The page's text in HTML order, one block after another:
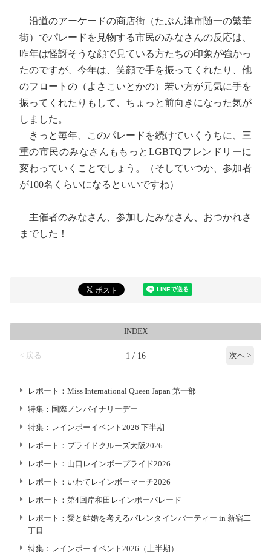
沿道のアーケードの商店街（たぶん津市随一の繁華
街）でパレードを見物する市民のみなさんの反応は、
昨年は怪訝そうな顔で見ている方たちの印象が強かっ
たのですが、今年は、笑顔で手を振ってくれたり、他
のフロートの（よさこいとかの）若い方が元気に手を
振ってくれたりもして、ちょっと前向きになった気が
しました。
きっと毎年、このパレードを続けていくうちに、三
重の市民のみなさんももっとLGBTQフレンドリーに
変わっていくことでしょう。（そしていつか、参加者
が100名くらいになるといいですね）
主催者のみなさん、参加したみなさん、おつかれさ
までした！
INDEX
< 戻る 1 / 16 次へ >
レポート：Miss International Queen Japan 第一部
特集：国際ノンバイナリーデー
特集：レインボーイベント2026 下半期
レポート：プライドクルーズ大阪2026
レポート：山口レインボープライド2026
レポート：いわてレインボーマーチ2026
レポート：第4回岸和田レインボーパレード
レポート：愛と結婚を考えるバレンタインパーティー in 新宿二
丁目
特集：レインボーイベント2026（上半期）